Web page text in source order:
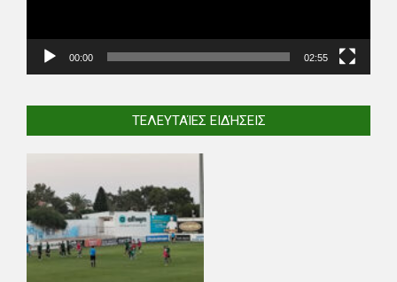
00:00 02:55
ΤΕΛΕΥΤΑΊΕΣ ΕΙΔΉΣΕΙΣ